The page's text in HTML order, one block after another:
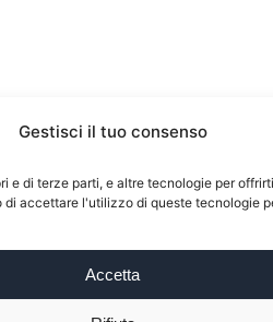
Gestisci il tuo consenso
e di terze parti, e altre tecnologie per
di accettare l'utilizzo di queste tecnologie
Accetta